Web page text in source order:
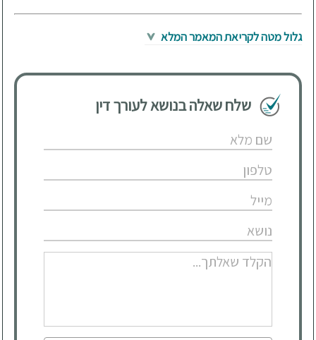
גלול מטה לקריאת המאמר המלא
שלח שאלה בנושא לעורך דין